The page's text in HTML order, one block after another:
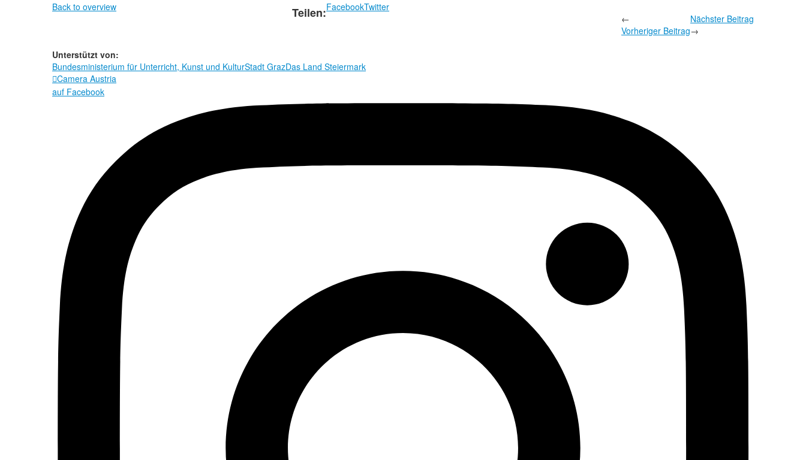
Back to overview
Teilen:FacebookTwitter
←
Vorheriger Beitrag
Nächster Beitrag
→
Unterstützt von:
Bundesministerium für Unterricht, Kunst und KulturStadt GrazDas Land Steiermark
Camera Austria
auf Facebook